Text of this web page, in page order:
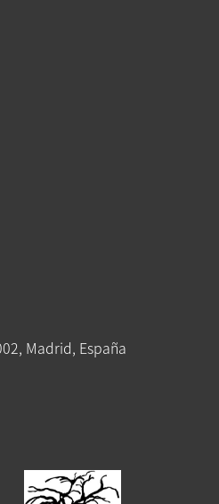
Madrid, España